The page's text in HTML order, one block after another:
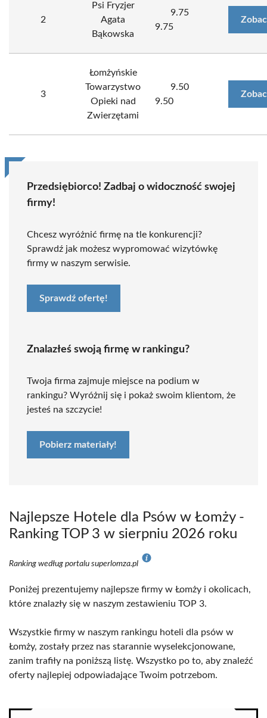
2
Psi Fryzjer
Agata
Bąkowska
9.75
9.75
3
Łomżyńskie
Towarzystwo
Opieki nad
Zwierzętami
9.50
9.50
Przedsiębiorco! Zadbaj o widoczność swojej
firmy!
Chcesz wyróżnić firmę na tle konkurencji?
Sprawdź jak możesz wypromować wizytówkę
firmy w naszym serwisie.
Sprawdź ofertę!
Znalazłeś swoją firmę w rankingu?
Twoja firma zajmuje miejsce na podium w
rankingu? Wyróżnij się i pokaż swoim klientom, że
jesteś na szczycie!
Pobierz materiały!
Najlepsze Hotele dla Psów w Łomży -
Ranking TOP 3 w sierpniu 2026 roku
Ranking według portalu superlomza.pl
Poniżej prezentujemy najlepsze firmy w Łomży i okolicach,
które znalazły się w naszym zestawieniu TOP 3.
Wszystkie firmy w naszym rankingu hoteli dla psów w
Łomży, zostały przez nas starannie wyselekcjonowane,
zanim trafiły na poniższą listę. Wszystko po to, aby znaleźć
oferty najlepiej odpowiadające Twoim potrzebom.